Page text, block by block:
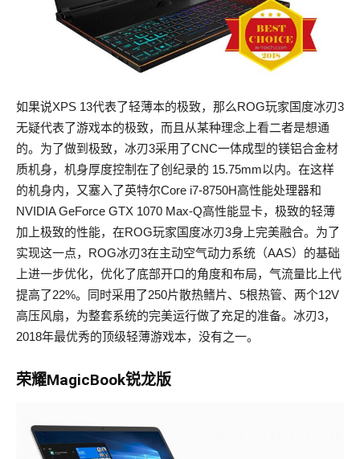
如果说XPS 13代表了轻薄本的极致，那么ROG玩家国度冰刃3
无疑代表了游戏本的极致，而且从某种理念上看二者是想通
的。为了做到极致，冰刃3采用了CNC一体成型的镁铝合金材
质机身，机身厚度控制在了创纪录的 15.75mm以内。在这样
的机身内，又塞入了英特尔Core i7-8750H高性能处理器和
NVIDIA GeForce GTX 1070 Max-Q高性能显卡，极致的轻薄
加上极致的性能，在ROG玩家国度冰刃3身上完美融合。为了
实现这一点，ROG冰刃3在主动空气动力系统（AAS）的基础
上进一步优化，优化了底部开口的角度和布局，气流量比上代
提高了22%。同时采用了250片散热鳍片、5根热管、两个12V
高压风扇，为整套系统的完美运行做了充足的准备。冰刃3，
2018年最优秀的顶级轻薄游戏本，没有之一。
荣耀MagicBook锐龙版